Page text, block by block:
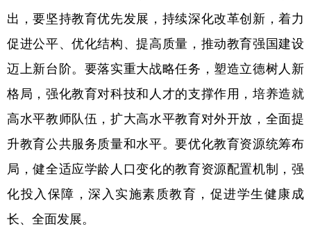
出，要坚持教育优先发展，持续深化改革创新，着力
促进公平、优化结构、提高质量，推动教育强国建设
迈上新台阶。要落实重大战略任务，塑造立德树人新
格局，强化教育对科技和人才的支撑作用，培养造就
高水平教师队伍，扩大高水平教育对外开放，全面提
升教育公共服务质量和水平。要优化教育资源统筹布
局，健全适应学龄人口变化的教育资源配置机制，强
化投入保障，深入实施素质教育，促进学生健康成
长、全面发展。